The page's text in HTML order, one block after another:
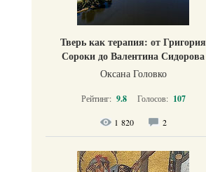
Тверь как терапия: от Григория
Сороки до Валентина Сидорова
Оксана Головко
Рейтинг: 9.8 Голосов: 107
1 820 2